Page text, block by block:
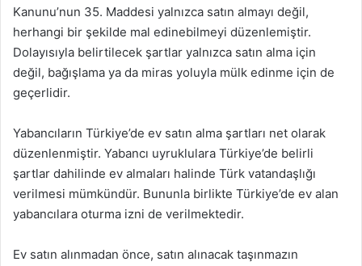
Kanunu’nun 35. Maddesi yalnızca satın almayı değil,
herhangi bir şekilde mal edinebilmeyi düzenlemiştir.
Dolayısıyla belirtilecek şartlar yalnızca satın alma için
değil, bağışlama ya da miras yoluyla mülk edinme için de
geçerlidir.
Yabancıların Türkiye’de ev satın alma şartları net olarak
düzenlenmiştir. Yabancı uyruklulara Türkiye’de belirli
şartlar dahilinde ev almaları halinde Türk vatandaşlığı
verilmesi mümkündür. Bununla birlikte Türkiye’de ev alan
yabancılara oturma izni de verilmektedir.
Ev satın alınmadan önce, satın alınacak taşınmazın